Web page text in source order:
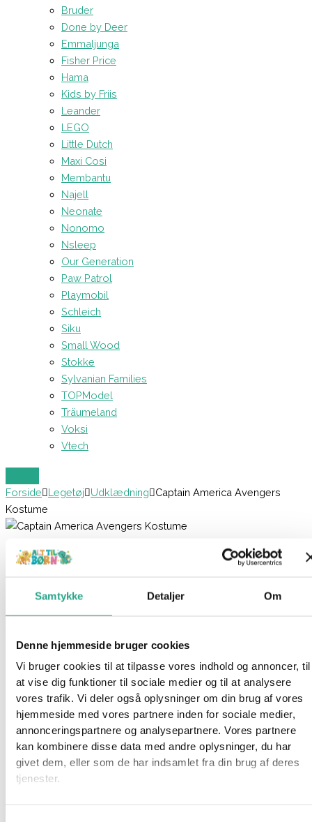
Samtykke Detaljer Om
Denne hjemmeside bruger cookies
Vi bruger cookies til at tilpasse vores indhold og annoncer, til
at vise dig funktioner til sociale medier og til at analysere
vores trafik. Vi deler også oplysninger om din brug af vores
hjemmeside med vores partnere inden for sociale medier,
annonceringspartnere og analysepartnere. Vores partnere
kan kombinere disse data med andre oplysninger, du har
givet dem, eller som de har indsamlet fra din brug af deres
tjenester.
Bruder
Done by Deer
Emmaljunga
Fisher Price
Hama
Kids by Friis
Leander
LEGO
Little Dutch
Maxi Cosi
Membantu
Najell
Neonate
Nonomo
Nsleep
Our Generation
Paw Patrol
Playmobil
Schleich
Siku
Small Wood
Stokke
Sylvanian Families
TOPModel
Träumeland
Voksi
Vtech
Forside Legetøj Udklædning
Captain America Avengers
Kostume
Captain America Avengers Kostume
Beskrivelse
Spørg om produktet
Captain America Avengers Assemble kostume med vatteret
muskel bryst og stof maske.
Specifikationer